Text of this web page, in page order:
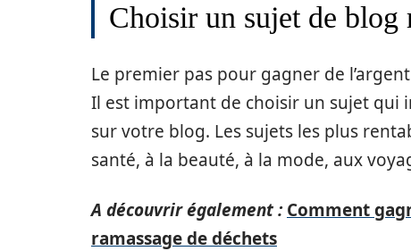
Choisir un sujet de blog
Le premier pas pour gagner de
Il est important de choisir un sujet qui
sur votre blog. Les sujets les plus
santé, à la beauté, à la mode, aux
A découvrir également : Comment
ramassage de déchets